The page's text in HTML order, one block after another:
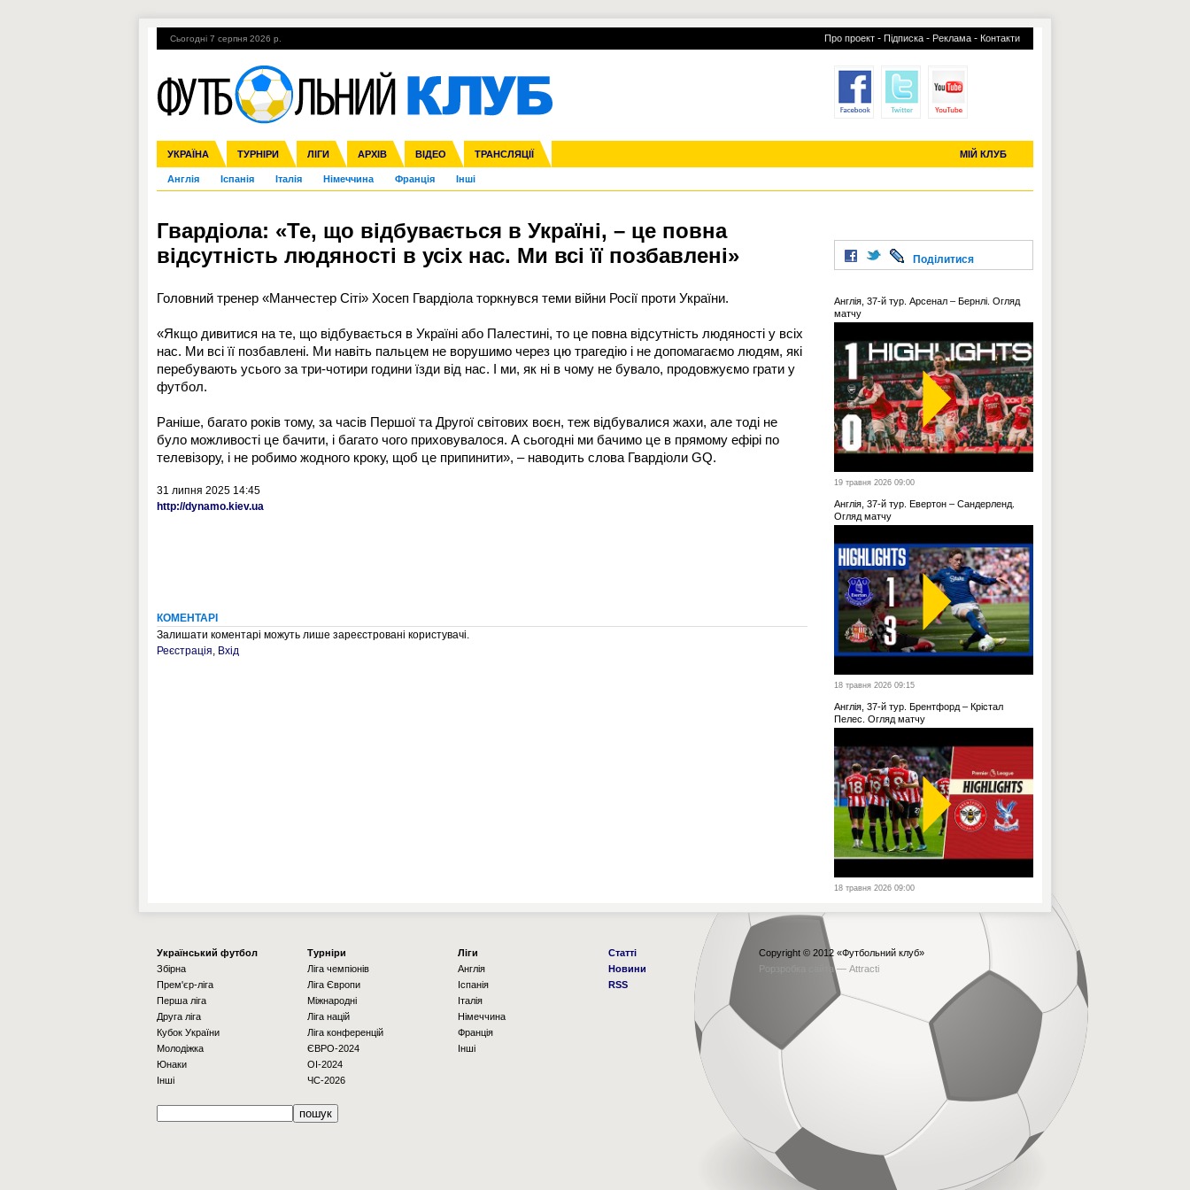
Сьогодні 7 серпня 2026 р. Про проект - Підписка - Реклама - Контакти
УКРАЇНА ТУРНІРИ ЛІГИ АРХІВ ВІДЕО ТРАНСЛЯЦІЇ МІЙ КЛУБ
Збірна Прем'єр-ліга Перша ліга Друга ліга Кубок України Молодіжка
Ліга чемпіонів Ліга Європи Міжнародні Ліга націй Ліга конференцій
Англія Іспанія Італія Німеччина Франція Інші
ЧС-2014 ЄВРО-2016 Росія Кубок конфедерацій ЧЄ-2015 (U-21)
Гарячі теми УПЛ, 1-й тур ВІЙНА УПЛ-ПЕРЕХОДИ УСІ ТРАНСФЕРИ
Гвардіола: «Те, що відбувається в Україні, – це повна
відсутність людяності в усіх нас. Ми всі її позбавлені»
Головний тренер «Манчестер Сіті» Хосеп Гвардіола торкнувся теми війни Росії проти України.
«Якщо дивитися на те, що відбувається в Україні або Палестині, то це повна відсутність людяності у всіх
нас. Ми всі її позбавлені. Ми навіть пальцем не ворушимо через цю трагедію і не допомагаємо людям, які
перебувають усього за три-чотири години їзди від нас. І ми, як ні в чому не бувало, продовжуємо грати у
футбол.
Раніше, багато років тому, за часів Першої та Другої світових воєн, теж відбувалися жахи, але тоді не
було можливості це бачити, і багато чого приховувалося. А сьогодні ми бачимо це в прямому ефірі по
телевізору, і не робимо жодного кроку, щоб це припинити», – наводить слова Гвардіоли GQ.
31 липня 2025 14:45
http://dynamo.kiev.ua
КОМЕНТАРІ
Залишати коментарі можуть лише зареєстровані користувачі.
Реєстрація, Вхід
Поділитися
Англія, 37-й тур. Арсенал – Бернлі. Огляд
матчу
19 травня 2026 09:00
Англія, 37-й тур. Евертон – Сандерленд.
Огляд матчу
18 травня 2026 09:15
Англія, 37-й тур. Брентфорд – Крістал
Пелес. Огляд матчу
18 травня 2026 09:00
Українcький футбол
Збірна
Прем'єр-ліга
Перша ліга
Друга ліга
Кубок України
Молодіжка
Юнаки
Інші
Турніри
Ліга чемпіонів
Ліга Європи
Міжнародні
Ліга націй
Ліга конференцій
ЄВРО-2024
OI-2024
ЧС-2026
Ліги
Англія
Іспанія
Італія
Німеччина
Франція
Інші
Статті
Новини
RSS
Copyright © 2012 «Футбольний клуб»
Рорзробка сайта — Attracti